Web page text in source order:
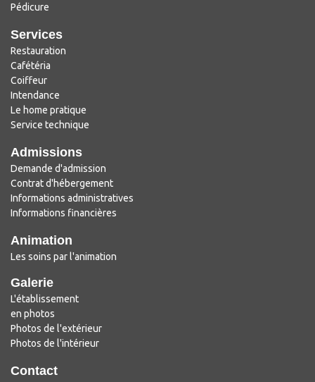
Pédicure
Services
Restauration
Cafétéria
Coiffeur
Intendance
Le home pratique
Service technique
Admissions
Demande d'admission
Contrat d'hébergement
Informations administratives
Informations financières
Animation
Les soins par l'animation
Galerie
L'établissement
en photos
Photos de l'extérieur
Photos de l'intérieur
Contact